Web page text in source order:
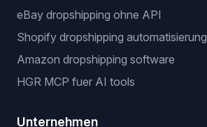
eBay dropshipping ohne API
Shopify dropshipping automatisierung
Amazon dropshipping software
HGR MCP fuer AI tools
Unternehmen